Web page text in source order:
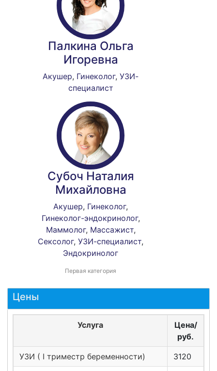
Палкина Ольга
Игоревна
Акушер, Гинеколог,УЗИ-
специалист
Субоч Наталия
Михайловна
Акушер, Гинеколог,
Гинеколог-эндокринолог,
Маммолог, Массажист,
Сексолог,УЗИ-специалист,
Эндокринолог
Первая категория
Цены
Услуга
Цена/
руб.
УЗИ ( I триместр беременности) 3120